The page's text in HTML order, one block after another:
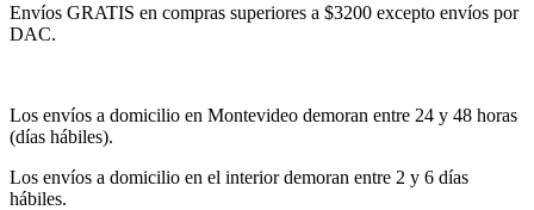
Envíos GRATIS en compras superiores a $3200 excepto envíos por
DAC.
Los envíos a domicilio en Montevideo demoran entre 24 y 48 horas
(días hábiles).
Los envíos a domicilio en el interior demoran entre 2 y 6 días
hábiles.